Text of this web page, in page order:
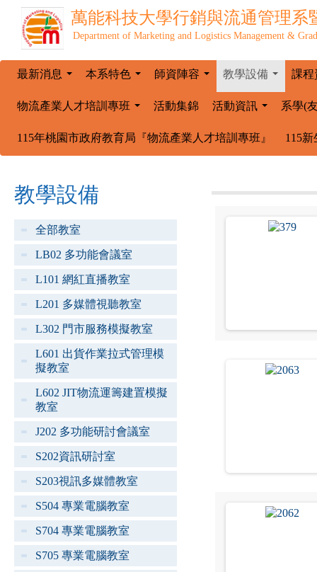
萬能科技大學行銷與流通管理系
Department of Marketing and Logistics Management &
最新消息 本系特色 師資陣容 教學設備 課程
物流產業人才培訓專班 活動集錦 活動資訊 系學(
115年桃園市政府教育局『物流產業人才培訓專班』 115
教學設備
全部教室
LB02 多功能會議室
L101 網紅直播教室
L201 多媒體視聽教室
L302 門市服務模擬教室
L601 出貨作業拉式管理模
擬教室
L602 JIT物流運籌建置模擬
教室
J202 多功能研討會議室
S202資訊研討室
S203視訊多媒體教室
S504 專業電腦教室
S704 專業電腦教室
S705 專業電腦教室